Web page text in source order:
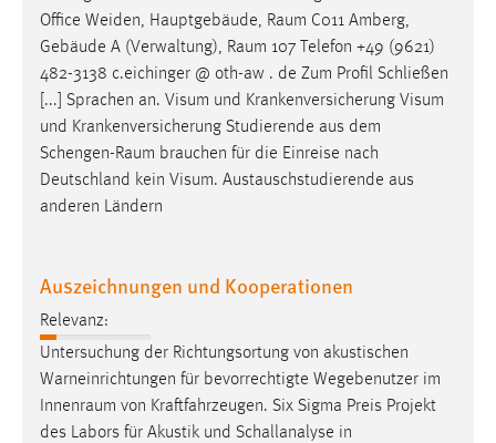
Office Weiden, Hauptgebäude, Raum C011 Amberg,
Gebäude A (Verwaltung), Raum 107 Telefon +49 (9621)
482-3138 c.eichinger @ oth-aw . de Zum Profil Schließen
[...] Sprachen an. Visum und Krankenversicherung Visum
und Krankenversicherung Studierende aus dem
Schengen-Raum brauchen für die Einreise nach
Deutschland kein Visum. Austauschstudierende aus
anderen Ländern
Auszeichnungen und Kooperationen
Relevanz:
Untersuchung der Richtungsortung von akustischen
Warneinrichtungen für bevorrechtigte Wegebenutzer im
Innenraum von Kraftfahrzeugen. Six Sigma Preis Projekt
des Labors für Akustik und Schallanalyse in